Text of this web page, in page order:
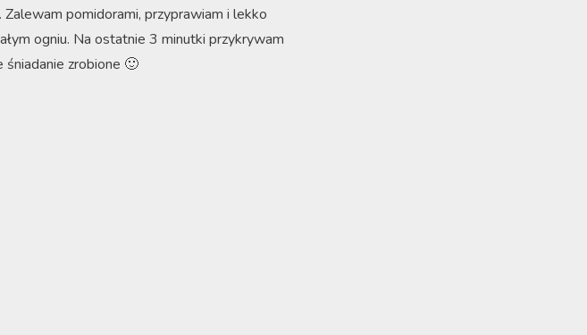
pomidorami, przyprawiam i lekko
ogniu. Na ostatnie 3 minutki przykrywam
zrobione 🙂